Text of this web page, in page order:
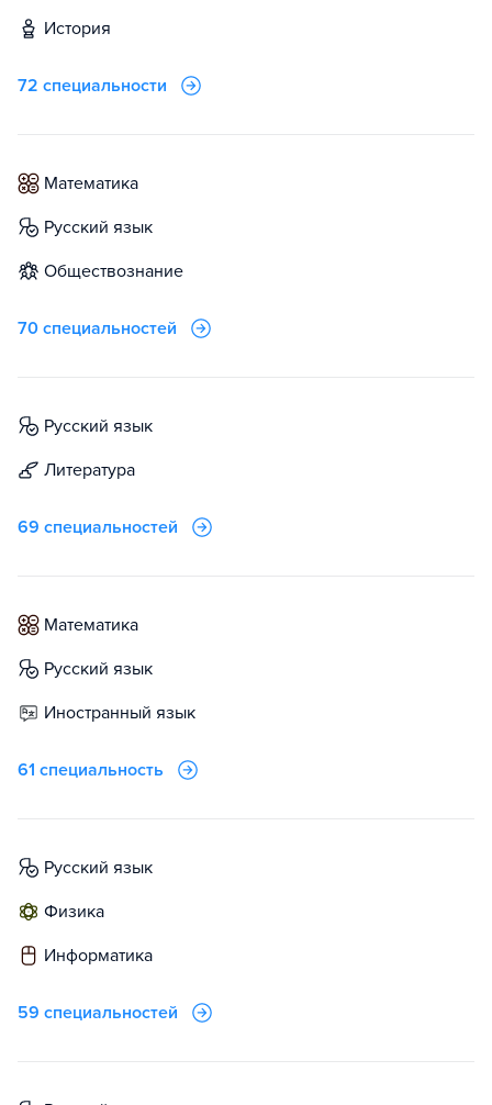
история
72 специальности
математика
русский язык
обществознание
70 специальностей
русский язык
литература
69 специальностей
математика
русский язык
иностранный язык
61 специальность
русский язык
физика
информатика
59 специальностей